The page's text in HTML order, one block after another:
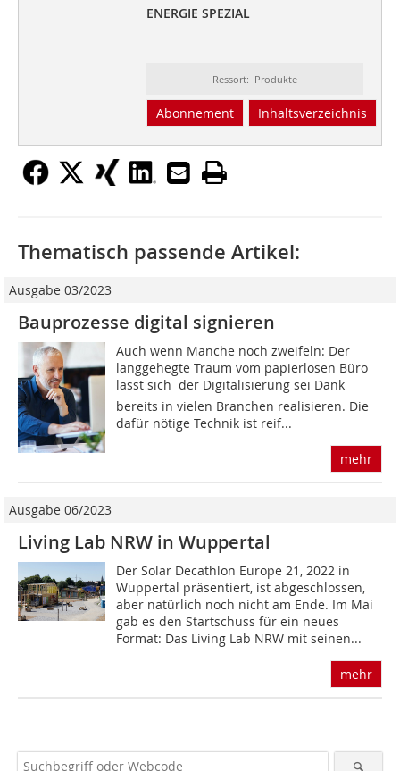
ENERGIE SPEZIAL
Ressort: Produkte
Abonnement Inhaltsverzeichnis
Thematisch passende Artikel:
Ausgabe 03/2023
Bauprozesse digital signieren
Auch wenn Manche noch zweifeln: Der
langgehegte Traum vom papierlosen Büro
lässt sich  der Digitalisierung sei Dank 
bereits in vielen Branchen realisieren. Die
dafür nötige Technik ist reif...
mehr
Ausgabe 06/2023
Living Lab NRW in Wuppertal
Der Solar Decathlon Europe 21, 2022 in
Wuppertal präsentiert, ist abgeschlossen,
aber natürlich noch nicht am Ende. Im Mai
gab es den Startschuss für ein neues
Format: Das Living Lab NRW mit seinen...
mehr